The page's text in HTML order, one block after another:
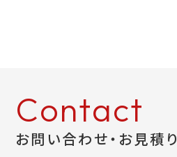
Contact
お問い合わせ・お見積り